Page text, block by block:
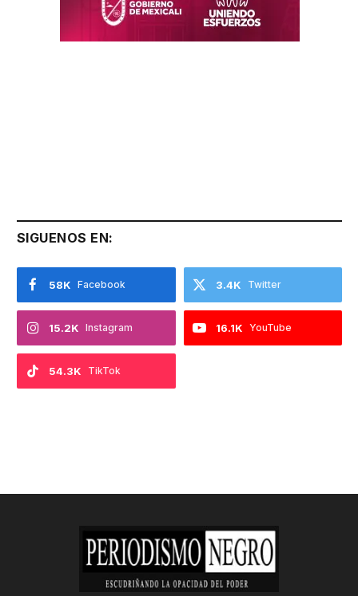
SIGUENOS EN:
Facebook
58K Twitter
3.4K
Instagram
15.2K YouTube
16.1K
TikTok
54.3K